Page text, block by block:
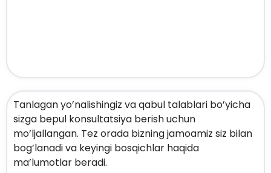
Tanlagan yo’nalishingiz va qabul talablari bo’yicha
sizga bepul konsultatsiya berish uchun
mo’ljallangan. Tez orada bizning jamoamiz siz bilan
bog’lanadi va keyingi bosqichlar haqida
ma’lumotlar beradi.